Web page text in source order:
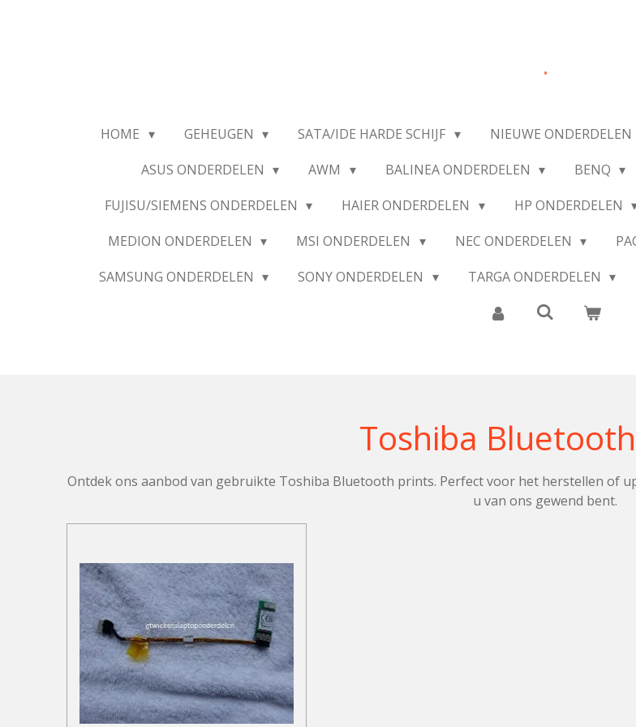
.
HOME GEHEUGEN SATA/IDE HARDE SCHIJF NIEUWE ONDERDELEN
ASUS ONDERDELEN
AWM BALINEA ONDERDELEN BENQ
FUJISU/SIEMENS ONDERDELEN
HAIER ONDERDELEN HP ONDERDELEN
MEDION ONDERDELEN
MSI ONDERDELEN NEC ONDERDELEN
SAMSUNG ONDERDELEN
SONY ONDERDELEN TARGA ONDERDELEN
Toshiba
Ontdek ons aanbod van gebruikte Toshiba Bluetooth prints. Perfect voor het herstellen of
u van ons gewend bent.